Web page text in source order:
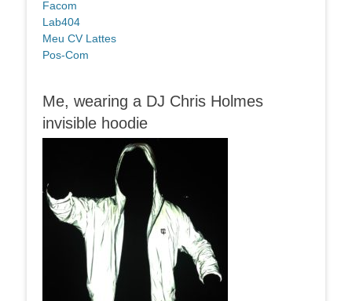
Facom
Lab404
Meu CV Lattes
Pos-Com
Me, wearing a DJ Chris Holmes
invisible hoodie